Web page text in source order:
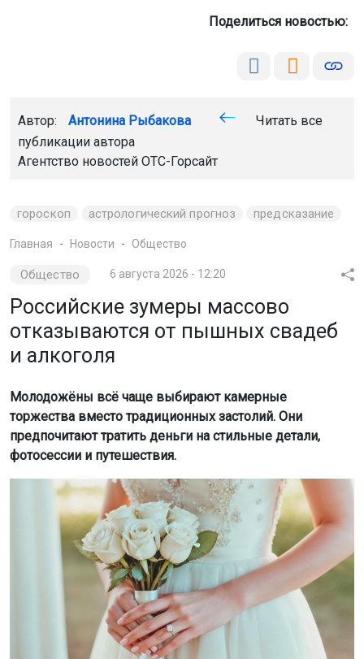
Поделиться новостью:
Автор: Антонина Рыбакова
Читать все
публикации автора
Агентство новостей ОТС-Горсайт
гороскоп астрологический прогноз предсказание
Главная Новости Общество
Общество 6 августа 2026 - 12:20
Российские зумеры массово
отказываются от пышных свадеб
и алкоголя
Молодожёны всё чаще выбирают камерные
торжества вместо традиционных застолий. Они
предпочитают тратить деньги на стильные детали,
фотосессии и путешествия.